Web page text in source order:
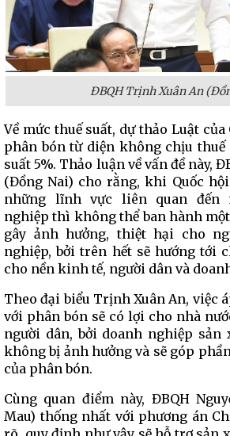
ĐBQH Trịnh Xuân An
Về mức thuế suất, dự thảo Luật
phân bón từ diện không chịu thuế
suất 5%. Thảo luận về vấn đề này,
(Đồng Nai) cho rằng, khi Quốc
những lĩnh vực liên quan đến
nghiệp thì không thể ban hành
gây ảnh hưởng, thiệt hại cho
nghiệp, bởi trên hết sẽ hướng tới
cho nền kinh tế, người dân và
Theo đại biểu Trịnh Xuân An, việc
với phân bón sẽ có lợi cho nhà
người dân, bởi doanh nghiệp sản
không bị ảnh hưởng và sẽ góp
của phân bón.
Cùng quan điểm này, ĐBQH
Mau) thống nhất với phương án